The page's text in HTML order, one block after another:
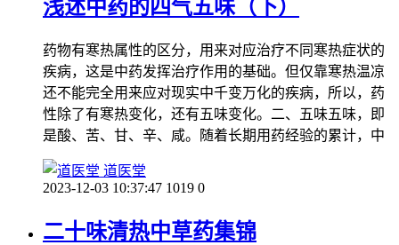
浅述中药的四气五味（下）
药物有寒热属性的区分，用来对应治疗不同寒热症状的
疾病，这是中药发挥治疗作用的基础。但仅靠寒热温凉
还不能完全用来应对现实中千变万化的疾病，所以，药
性除了有寒热变化，还有五味变化。二、五味五味，即
是酸、苦、甘、辛、咸。随着长期用药经验的累计，中
道医堂
2023-12-03 10:37:47 1019 0
二十味清热中草药集锦